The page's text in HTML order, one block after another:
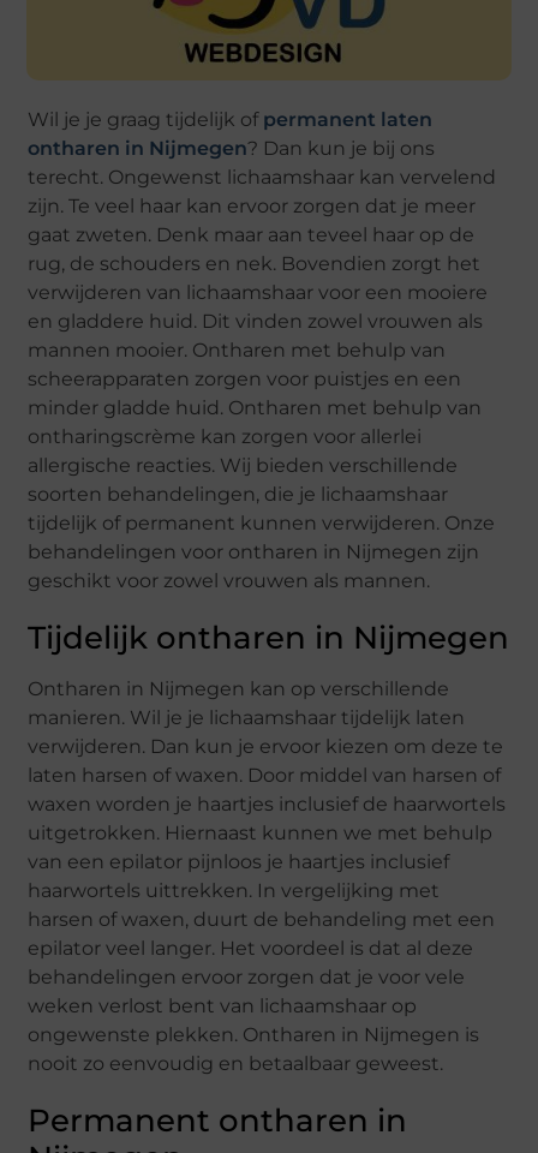
Wil je je graag tijdelijk of permanent laten
ontharen in Nijmegen? Dan kun je bij ons
terecht. Ongewenst lichaamshaar kan vervelend
zijn. Te veel haar kan ervoor zorgen dat je meer
gaat zweten. Denk maar aan teveel haar op de
rug, de schouders en nek. Bovendien zorgt het
verwijderen van lichaamshaar voor een mooiere
en gladdere huid. Dit vinden zowel vrouwen als
mannen mooier. Ontharen met behulp van
scheerapparaten zorgen voor puistjes en een
minder gladde huid. Ontharen met behulp van
ontharingscrème kan zorgen voor allerlei
allergische reacties. Wij bieden verschillende
soorten behandelingen, die je lichaamshaar
tijdelijk of permanent kunnen verwijderen. Onze
behandelingen voor ontharen in Nijmegen zijn
geschikt voor zowel vrouwen als mannen.
Tijdelijk ontharen in Nijmegen
Ontharen in Nijmegen kan op verschillende
manieren. Wil je je lichaamshaar tijdelijk laten
verwijderen. Dan kun je ervoor kiezen om deze te
laten harsen of waxen. Door middel van harsen of
waxen worden je haartjes inclusief de haarwortels
uitgetrokken. Hiernaast kunnen we met behulp
van een epilator pijnloos je haartjes inclusief
haarwortels uittrekken. In vergelijking met
harsen of waxen, duurt de behandeling met een
epilator veel langer. Het voordeel is dat al deze
behandelingen ervoor zorgen dat je voor vele
weken verlost bent van lichaamshaar op
ongewenste plekken. Ontharen in Nijmegen is
nooit zo eenvoudig en betaalbaar geweest.
Permanent ontharen in